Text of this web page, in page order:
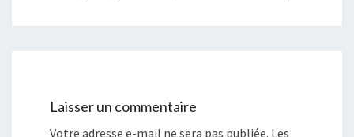
Laisser un commentaire
Votre adresse e-mail ne sera pas publiée. Les